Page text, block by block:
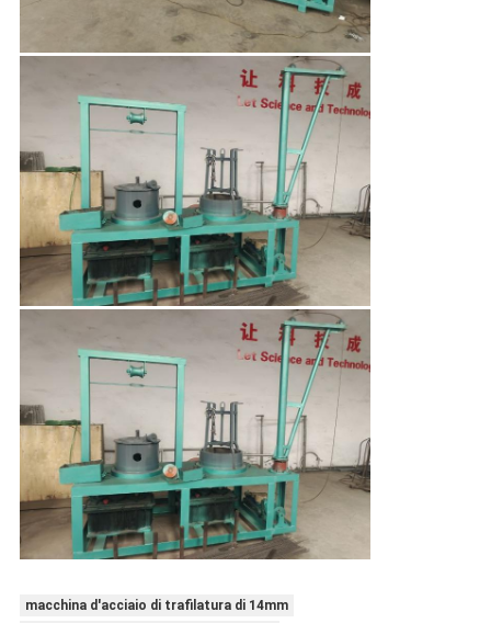
macchina d'acciaio di trafilatura di 14mm